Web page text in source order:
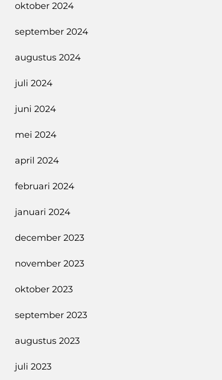
oktober 2024
september 2024
augustus 2024
juli 2024
juni 2024
mei 2024
april 2024
februari 2024
januari 2024
december 2023
november 2023
oktober 2023
september 2023
augustus 2023
juli 2023